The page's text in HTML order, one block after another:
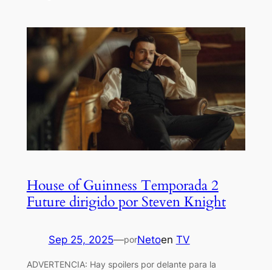
House of Guinness Temporada 2
Future dirigido por Steven Knight
Sep 25, 2025—porNetoen TV
ADVERTENCIA: Hay spoilers por delante para la